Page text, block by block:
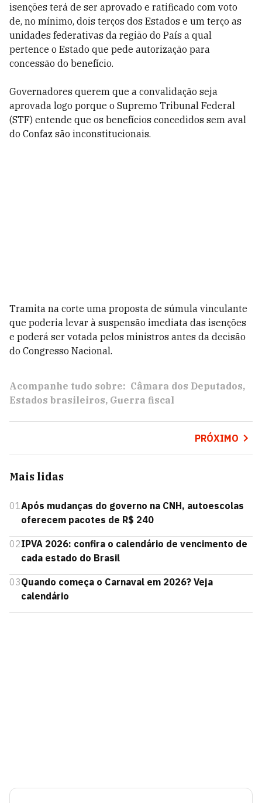
isenções terá de ser aprovado e ratificado com voto
de, no mínimo, dois terços dos Estados e um terço as
unidades federativas da região do País a qual
pertence o Estado que pede autorização para
concessão do benefício.
Governadores querem que a convalidação seja
aprovada logo porque o Supremo Tribunal Federal
(STF) entende que os benefícios concedidos sem aval
do Confaz são inconstitucionais.
Tramita na corte uma proposta de súmula vinculante
que poderia levar à suspensão imediata das isenções
e poderá ser votada pelos ministros antes da decisão
do Congresso Nacional.
Acompanhe tudo sobre: Câmara dos Deputados
Estados brasileiros Guerra fiscal
PRÓXIMO
Mais lidas
01Após mudanças do governo na CNH, autoescolas
oferecem pacotes de R$ 240
02IPVA 2026: confira o calendário de vencimento de
cada estado do Brasil
03Quando começa o Carnaval em 2026? Veja
calendário